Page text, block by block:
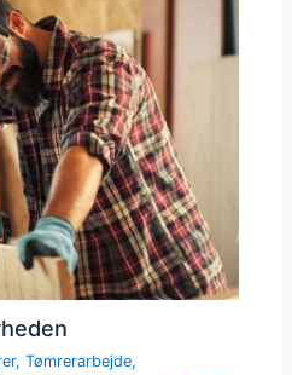
,Tømrerarbejde,